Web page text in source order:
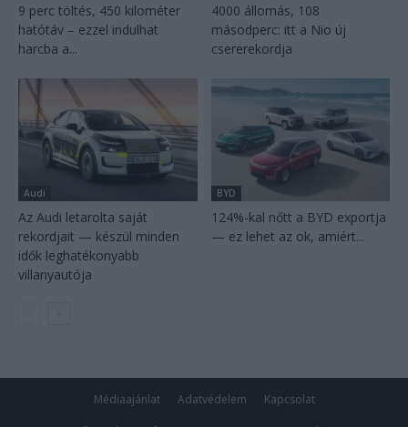
9 perc töltés, 450 kilométer
hatótáv – ezzel indulhat
harcba a...
4000 állomás, 108
másodperc: itt a Nio új
csererekordja
Audi
Az Audi letarolta saját
rekordjait — készül minden
idők leghatékonyabb
villanyautója
BYD
124%-kal nőtt a BYD exportja
— ez lehet az ok, amiért...
Médiaajánlat Adatvédelem Kapcsolat